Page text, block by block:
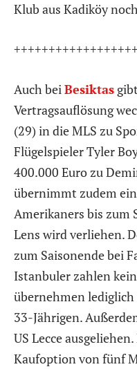
Klub aus Kadiköy
Auch beiBesiktas
Vertragsauflösung
(29) in die MLS zu
Flügelspieler Tyler
400.000 Euro zu
übernimmt zudem
Amerikaners bis zum
Lens wird verliehen.
zum Saisonende bei
Istanbuler zahlen
übernehmen
33-Jährigen.
US Lecce
Kaufoption von fünf